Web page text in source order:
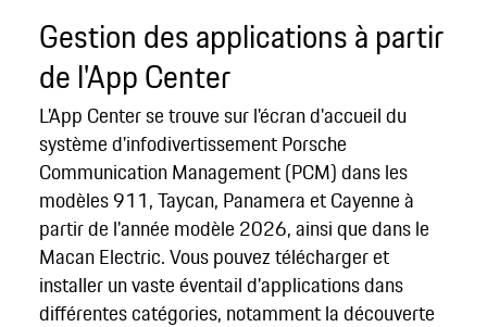
Gestion des applications à partir
de l'App Center
L'App Center se trouve sur l'écran d'accueil du
système d'infodivertissement Porsche
Communication Management (PCM) dans les
modèles 911, Taycan, Panamera et Cayenne à
partir de l'année modèle 2026, ainsi que dans le
Macan Electric. Vous pouvez télécharger et
installer un vaste éventail d'applications dans
différentes catégories, notamment la découverte